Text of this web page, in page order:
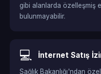
gibi alanlarda özelleşmiş
bulunmayabilir.
💻 İnternet Satış
Sağlık Bakanlığı'ndan